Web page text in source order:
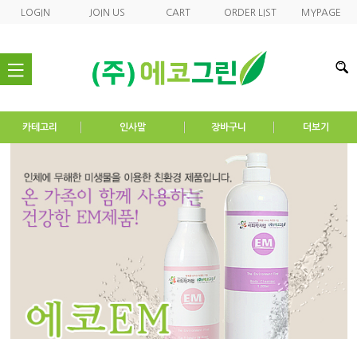
LOGIN JOIN US CART ORDER LIST MYPAGE
카테고리 인사말 장바구니 더보기
nav